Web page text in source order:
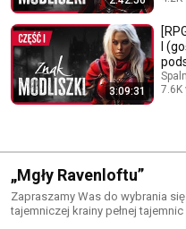
3:09:31
I
7.6K
„Mgły Ravenloftu”
Zapraszamy Was do wybrania
tajemniczej krainy pełnej tajemnic i potworów!